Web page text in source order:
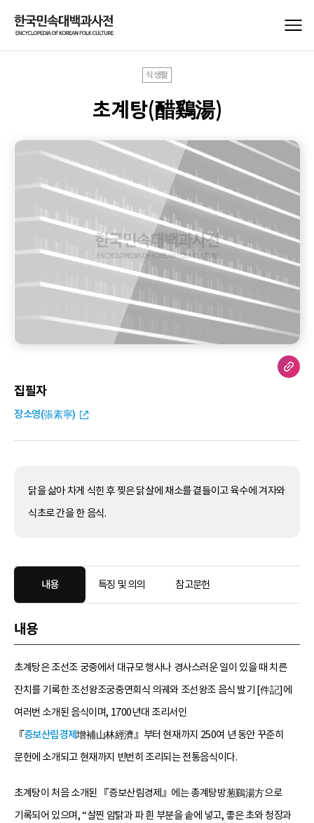
식생활
초계탕(醋鷄湯)
집필자
장소영(張素寧)
닭을 삶아 차게 식힌 후 찢은 닭살에 채소를 곁들이고 육수에 겨자와
식초로 간을 한 음식.
내용 특징 및 의의 참고문헌
내용
초계탕은 조선조 궁중에서 대규모 행사나 경사스러운 일이 있을 때 치른
잔치를 기록한 조선왕조궁중연회식 의궤와 조선왕조 음식 발기 [件記]에
여러번 소개된 음식이며, 1700년대 조리서인
『증보산림경제增補山林經濟』부터 현재까지 250여 년 동안 꾸준히
문헌에 소개되고 현재까지 빈번히 조리되는 전통음식이다.
초계탕이 처음 소개된 『증보산림경제』에는 총계탕방葱鷄湯方으로
기록되어 있으며, “살찐 암탉과 파 흰 부분을 솥에 넣고, 좋은 초와 청장과